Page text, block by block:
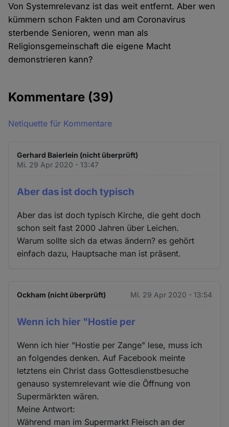
Von Systemrelevanz ist das weit entfernt. Aber wen
kümmern schon Fakten und am Coronavirus
sterbende Senioren, wenn man als
Religionsgemeinschaft die eigene Macht
demonstrieren kann?
Kommentare (39)
Netiquette für Kommentare
Gerhard Baierlein (nicht überprüft)
Mi. 29 Apr 2020 - 13:47
Aber das ist doch typisch
Aber das ist doch typisch Kirche, die geht doch
schon seit fast 2000 Jahren über Leichen.
Warum sollte sich da etwas ändern? es gehört
einfach dazu, Hauptsache man ist präsent.
Ockham (nicht überprüft) Mi. 29 Apr 2020 - 13:54
Wenn ich hier "Hostie per
Wenn ich hier "Hostie per Zange" lese, muss ich
an folgendes denken. Auf Facebook meinte
letztens ein Christ dass Gottesdienstbesuche
genauso systemrelevant wie die Öffnung von
Supermärkten wären.
Meine Antwort:
Während man im Supermarkt Fleisch an der